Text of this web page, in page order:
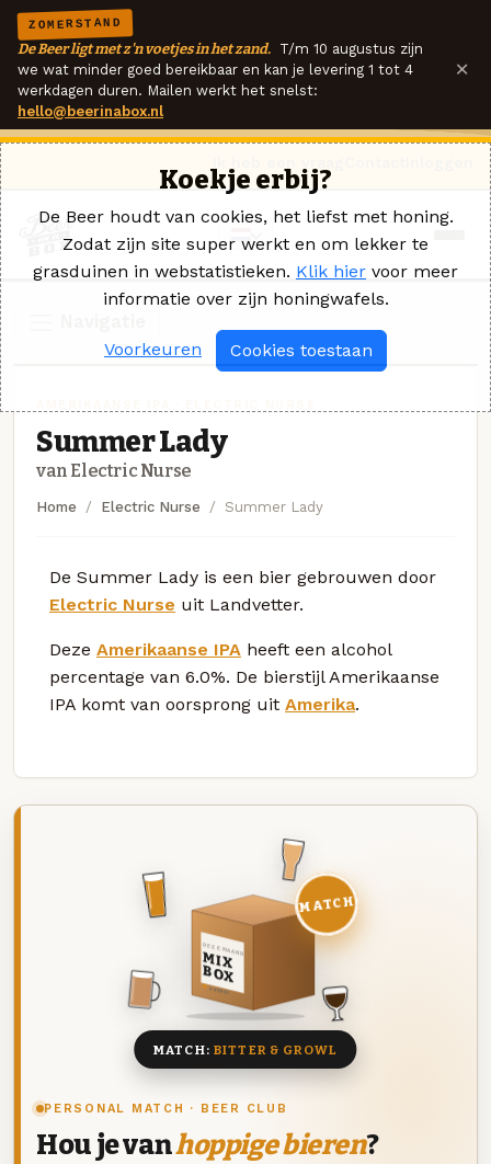
ZOMERSTAND
De Beer ligt met z'n voetjes in het zand. T/m 10 augustus zijn
we wat minder goed bereikbaar en kan je levering 1 tot 4
werkdagen duren. Mailen werkt het snelst:
hello@beerinabox.nl
×
Summer Lady
van Electric Nurse
Home Electric Nurse Summer Lady
De Summer Lady is een bier gebrouwen door
Electric Nurse uit Landvetter.
Deze Amerikaanse IPA heeft een alcohol
percentage van 6.0%. De bierstijl Amerikaanse
IPA komt van oorsprong uit Amerika.
PERSONAL MATCH · BEER CLUB
Hou je vanhoppige bieren?
DEZE MAAND
MIX
BOX
8 BIEREN
MATCH
MATCH: BITTER & GROWL
Koekje erbij?
De Beer houdt van cookies, het liefst met honing.
Zodat zijn site super werkt en om lekker te
grasduinen in webstatistieken. Klik hier voor meer
informatie over zijn honingwafels.
Voorkeuren Cookies toestaan